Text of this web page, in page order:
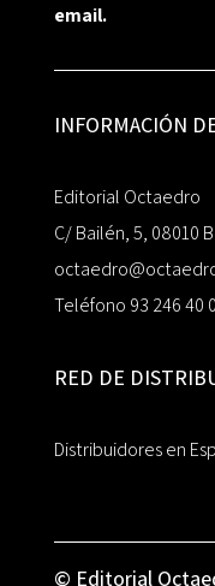
email.
INFORMACIÓN
Editorial Octaedro
C/ Bailén, 5, 08010
Teléfono 93 246 40
RED DE
Distribuidores en
© Editorial